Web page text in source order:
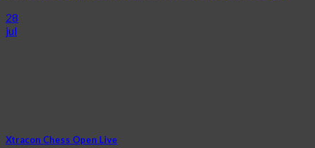
28
jul
Xtracon Chess Open Live